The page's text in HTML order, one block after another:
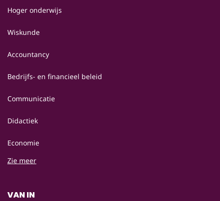
Hoger onderwijs
Wiskunde
Accountancy
Bedrijfs- en financieel beleid
Communicatie
Didactiek
Economie
Zie meer
VAN IN